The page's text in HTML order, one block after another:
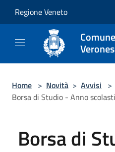
Regione Veneto
Home > Novità > Avvisi >
Borsa di Studio - Anno
Borsa di